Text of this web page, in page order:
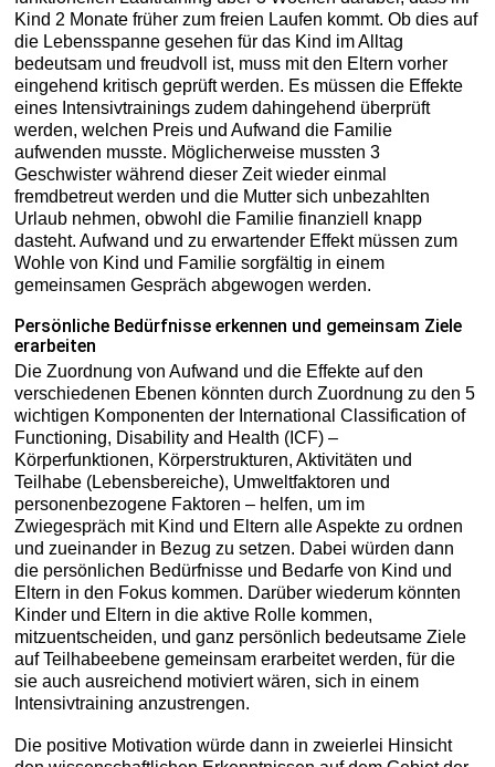
Kind 2 Monate früher zum freien Laufen kommt. Ob dies auf
die Lebensspanne gesehen für das Kind im Alltag
bedeutsam und freudvoll ist, muss mit den Eltern vorher
eingehend kritisch geprüft werden. Es müssen die Effekte
eines Intensivtrainings zudem dahingehend überprüft
werden, welchen Preis und Aufwand die Familie
aufwenden musste. Möglicherweise mussten 3
Geschwister während dieser Zeit wieder einmal
fremdbetreut werden und die Mutter sich unbezahlten
Urlaub nehmen, obwohl die Familie finanziell knapp
dasteht. Aufwand und zu erwartender Effekt müssen zum
Wohle von Kind und Familie sorgfältig in einem
gemeinsamen Gespräch abgewogen werden.
Persönliche Bedürfnisse erkennen und gemeinsam Ziele
erarbeiten
Die Zuordnung von Aufwand und die Effekte auf den
verschiedenen Ebenen könnten durch Zuordnung zu den 5
wichtigen Komponenten der International Classification of
Functioning, Disability and Health (ICF) –
Körperfunktionen, Körperstrukturen, Aktivitäten und
Teilhabe (Lebensbereiche), Umweltfaktoren und
personenbezogene Faktoren – helfen, um im
Zwiegespräch mit Kind und Eltern alle Aspekte zu ordnen
und zueinander in Bezug zu setzen. Dabei würden dann
die persönlichen Bedürfnisse und Bedarfe von Kind und
Eltern in den Fokus kommen. Darüber wiederum könnten
Kinder und Eltern in die aktive Rolle kommen,
mitzuentscheiden, und ganz persönlich bedeutsame Ziele
auf Teilhabeebene gemeinsam erarbeitet werden, für die
sie auch ausreichend motiviert wären, sich in einem
Intensivtraining anzustrengen.
Die positive Motivation würde dann in zweierlei Hinsicht